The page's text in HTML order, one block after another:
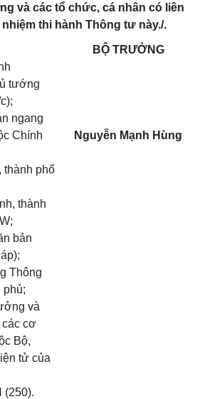
và các tổ chức, cá nhân có liên
thi hành Thông tư này./.
tướng
ngang
Chính
thành phố
thành
bản
Thông
phủ;
và
cơ
Bộ,
tử của
(250).
BỘ TRƯỞNG
Nguyễn Mạnh Hùng